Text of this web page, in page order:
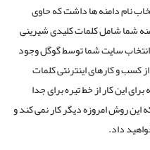
نام دامنه ها داشت که حاوی
شما شامل کلمات کلیدی شیرینی
سایت شما توسط گوگل وجود
کسب و کارهای اینترنتی کلمات
این کار از خط تیره برای جدا
این روش امروزه دیگر کار نمی کند و
داد.